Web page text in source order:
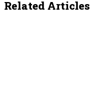
Related Articles